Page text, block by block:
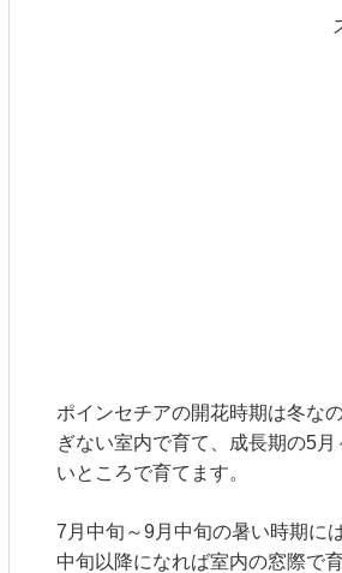
ポインセチアの開花時期は冬な
ぎない室内で育て、成長期の5
いところで育てます。
7月中旬～9月中旬の暑い時期に
中旬以降になれば室内の窓際で